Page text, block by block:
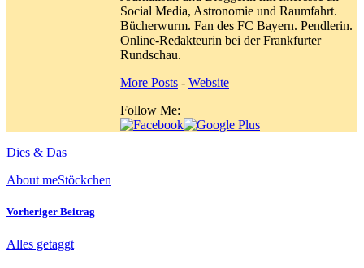
Social Media, Astronomie und Raumfahrt.
Bücherwurm. Fan des FC Bayern. Pendlerin.
Online-Redakteurin bei der Frankfurter
Rundschau.
More Posts - Website
Follow Me:
Dies & Das
About meStöckchen
Vorheriger Beitrag
Alles getaggt